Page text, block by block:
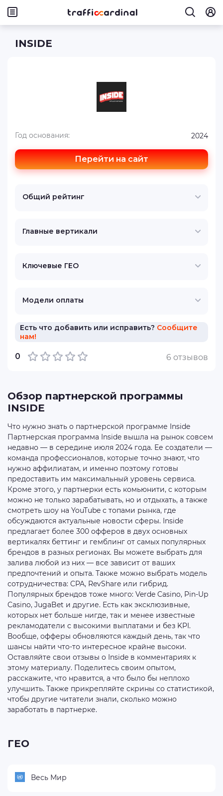
INSIDE
Перейти на сайт
Год основания: 2024
Общий рейтинг
Главные вертикали
Ключевые ГЕО
Модели оплаты
Есть что добавить или исправить? Сообщите
нам!
0 6 отзывов
Обзор партнерской программы
INSIDE
Что нужно знать о партнерской программе Inside
Партнерская программа Inside вышла на рынок совсем
недавно — в середине июля 2024 года. Ее создатели —
команда профессионалов, которые точно знают, что
нужно аффилиатам, и именно поэтому готовы
предоставить им максимальный уровень сервиса.
Кроме этого, у партнерки есть комьюнити, с которым
можно не только зарабатывать, но и отдыхать, а также
смотреть шоу на YouTube с топами рынка, где
обсуждаются актуальные новости сферы. Inside
предлагает более 300 офферов в двух основных
вертикалях беттинг и гемблинг от самых популярных
брендов в разных регионах. Вы можете выбрать для
залива любой из них — все зависит от ваших
предпочтений и опыта. Также можно выбрать модель
сотрудничества: CPA, RevShare или гибрид.
Популярных брендов тоже много: Verde Casino, Pin-Up
Casino, JugaBet и другие. Есть как эксклюзивные,
которых нет больше нигде, так и менее известные
рекламодатели с высокими выплатами и без KPI.
Вообще, офферы обновляются каждый день, так что
шансы найти что-то интересное крайне высоки.
Оставляйте свои отзывы о Inside в комментариях к
этому материалу. Поделитесь своим опытом,
расскажите, что нравится, а что было бы неплохо
улучшить. Также прикрепляйте скрины со статистикой,
чтобы другие читатели знали, сколько можно
заработать в партнерке.
ГЕО
Весь Мир